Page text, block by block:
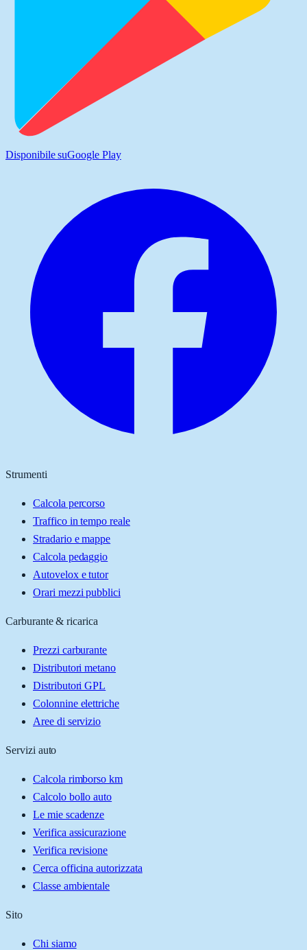
Disponibile suGoogle Play
Strumenti
Calcola percorso
Traffico in tempo reale
Stradario e mappe
Calcola pedaggio
Autovelox e tutor
Orari mezzi pubblici
Carburante & ricarica
Prezzi carburante
Distributori metano
Distributori GPL
Colonnine elettriche
Aree di servizio
Servizi auto
Calcola rimborso km
Calcolo bollo auto
Le mie scadenze
Verifica assicurazione
Verifica revisione
Cerca officina autorizzata
Classe ambientale
Sito
Chi siamo